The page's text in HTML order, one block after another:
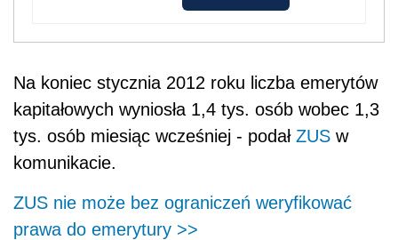
Na koniec stycznia 2012 roku liczba emerytów
kapitałowych wyniosła 1,4 tys. osób wobec 1,3
tys. osób miesiąc wcześniej - podał ZUS w
komunikacie.
ZUS nie może bez ograniczeń weryfikować
prawa do emerytury >>